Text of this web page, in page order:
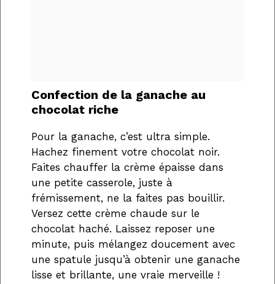
Confection de la ganache au
chocolat riche
Pour la ganache, c’est ultra simple.
Hachez finement votre chocolat noir.
Faites chauffer la crème épaisse dans
une petite casserole, juste à
frémissement, ne la faites pas bouillir.
Versez cette crème chaude sur le
chocolat haché. Laissez reposer une
minute, puis mélangez doucement avec
une spatule jusqu’à obtenir une ganache
lisse et brillante, une vraie merveille !